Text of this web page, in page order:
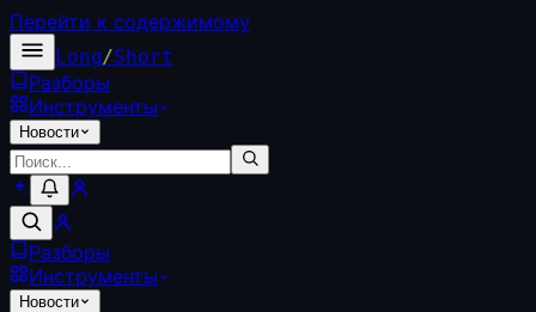
Перейти к содержимому
Long/Short
Разборы
Инструменты
Новости
Разборы
Инструменты
Новости